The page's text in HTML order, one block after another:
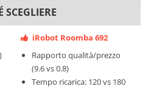
SCEGLIERE
iRobot Roomba 692
Rapporto qualità/prezzo
(9.6 vs 0.8)
Tempo ricarica: 120 vs 180